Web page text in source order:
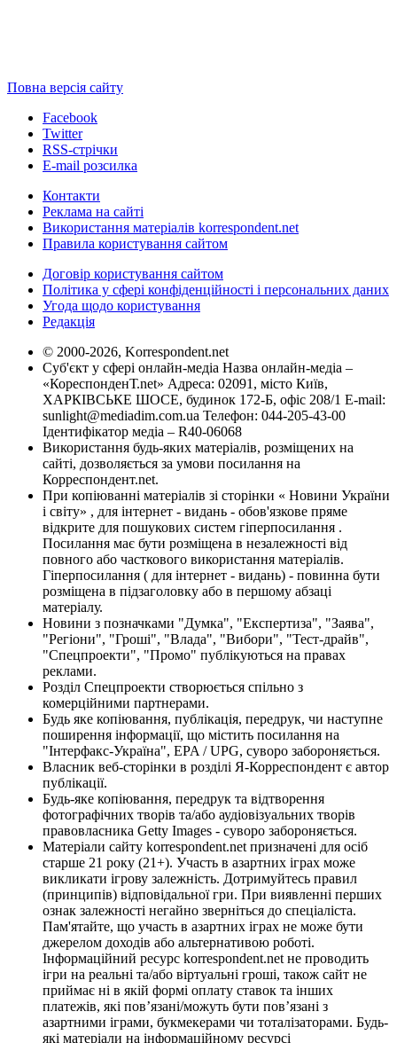
Повна версія сайту
Facebook
Twitter
RSS-стрічки
E-mail розсилка
Контакти
Реклама на сайті
Використання матеріалів korrespondent.net
Правила користування сайтом
Договір користування сайтом
Політика у сфері конфіденційності і персональних даних
Угода щодо користування
Редакція
© 2000-2026, Korrespondent.net
Суб'єкт у сфері онлайн-медіа Назва онлайн-медіа –
«КореспонденТ.net» Адреса: 02091, місто Київ,
ХАРКІВСЬКЕ ШОСЕ, будинок 172-Б, офіс 208/1 E-mail:
sunlight@mediadim.com.ua Телефон: 044-205-43-00
Ідентифікатор медіа – R40-06068
Використання будь-яких матеріалів, розміщених на
сайті, дозволяється за умови посилання на
Корреспондент.net.
При копіюванні матеріалів зі сторінки « Новини України
і світу» , для інтернет - видань - обов'язкове пряме
відкрите для пошукових систем гіперпосилання .
Посилання має бути розміщена в незалежності від
повного або часткового використання матеріалів.
Гіперпосилання ( для інтернет - видань) - повинна бути
розміщена в підзаголовку або в першому абзаці
матеріалу.
Новини з позначками "Думка", "Експертиза", "Заява",
"Регіони", "Гроші", "Влада", "Вибори", "Тест-драйв",
"Спецпроекти", "Промо" публікуються на правах
реклами.
Розділ Спецпроекти створюється спільно з
комерційними партнерами.
Будь яке копіювання, публікація, передрук, чи наступне
поширення інформації, що містить посилання на
"Інтерфакс-Україна", EPA / UPG, суворо забороняється.
Власник веб-сторінки в розділі Я-Корреспондент є автор
публікації.
Будь-яке копіювання, передрук та відтворення
фотографічних творів та/або аудіовізуальних творів
правовласника Getty Images - суворо забороняється.
Матеріали сайту korrespondent.net призначені для осіб
старше 21 року (21+). Участь в азартних іграх може
викликати ігрову залежність. Дотримуйтесь правил
(принципів) відповідальної гри. При виявленні перших
ознак залежності негайно зверніться до спеціаліста.
Пам'ятайте, що участь в азартних іграх не може бути
джерелом доходів або альтернативою роботі.
Інформаційний ресурс korrespondent.net не проводить
ігри на реальні та/або віртуальні гроші, також сайт не
приймає ні в якій формі оплату ставок та інших
платежів, які пов’язані/можуть бути пов’язані з
азартними іграми, букмекерами чи тоталізаторами. Будь-
які матеріали на інформаційному ресурсі